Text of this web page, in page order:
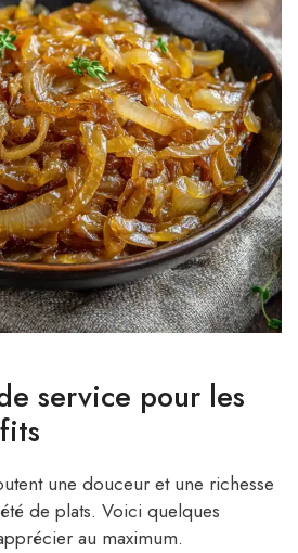
service pour les
une douceur et une richesse
de plats. Voici quelques
au maximum.